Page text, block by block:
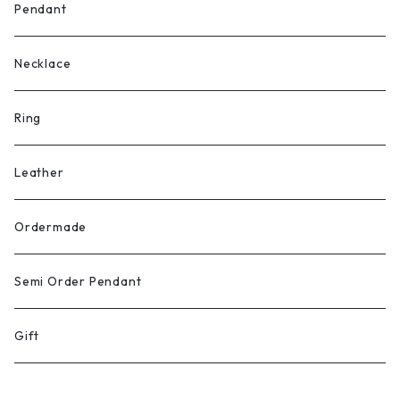
Pendant
Necklace
Ring
Leather
Ordermade
Semi Order Pendant
Gift